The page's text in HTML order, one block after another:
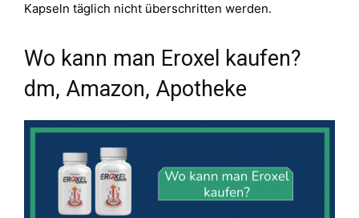
Kapseln täglich nicht überschritten werden.
Wo kann man Eroxel kaufen?
dm, Amazon, Apotheke